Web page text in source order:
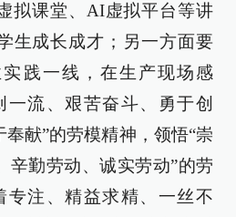
拟课堂、AI虚拟平台等讲
生成长成才；另一方面要
践一线，在生产现场感
一流、艰苦奋斗、勇于创
献”的劳模精神，领悟“崇
辛勤劳动、诚实劳动”的劳
专注、精益求精、一丝不